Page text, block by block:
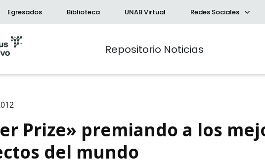
Egresados Biblioteca UNAB Virtual Redes Sociales
Repositorio Noticias
Prize» premiando a los
del mundo